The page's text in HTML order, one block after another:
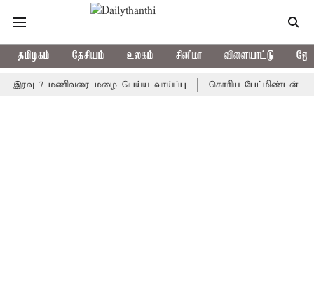
தமிழகம் தேசியம் உலகம் சினிமா விளையாட்டு
7 மணிவரை மழை பெய்ய வாய்ப்பு கொரிய பேட்மிண்டன் இறுதி